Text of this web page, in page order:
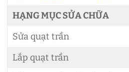
HẠNG MỤC SỬA CHỮA
Sửa quạt trần
Lắp quạt trần